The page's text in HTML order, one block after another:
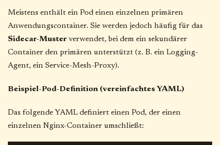
Meistens enthält ein Pod einen einzelnen primären
Anwendungscontainer. Sie werden jedoch häufig für das
Sidecar-Muster verwendet, bei dem ein sekundärer
Container den primären unterstützt (z. B. ein Logging-
Agent, ein Service-Mesh-Proxy).
Beispiel-Pod-Definition (vereinfachtes YAML)
Das folgende YAML definiert einen Pod, der einen
einzelnen Nginx-Container umschließt: